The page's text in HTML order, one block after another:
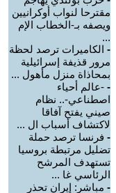
مقترحا لنواب أوكرانيين
ويصفه بـ-الخطاب الإم
...
- الكاميرات ترصد لحظة
مرور قذيفة إسرائيلية
بمحاذاة منزل مأهول ...
- -عالم أحياء
اصطناعي-.. نظام
صيني يفتح آفاقا
لاكتشاف أسباب ال ...
- فرنسا ترصد حملة
تضليل مرتبطة بروسيا
تستهدف المرشح
الرئاسي غا ...
- مباشر: إيران تحذر